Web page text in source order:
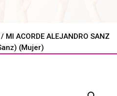
/ MI ACORDE ALEJANDRO SANZ
(Mujer)